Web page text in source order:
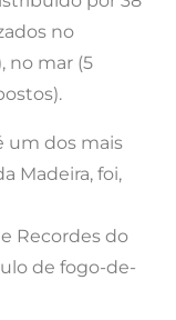
no
no mar (5
um dos mais
Madeira, foi,
Recordes do
de fogo-de-